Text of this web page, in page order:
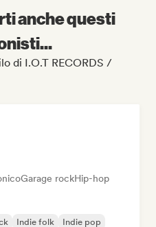
anche questi
di I.O.T RECORDS /
Garage rockHip-hop
Indie folk Indie pop